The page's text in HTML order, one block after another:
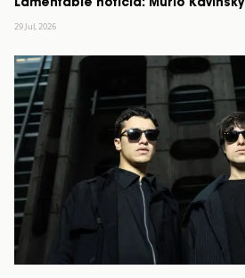
Lamentable noticia: Murió Kavinsky
29 Jul, 2026